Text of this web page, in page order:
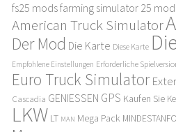
fs25 modsfarming simulator 25
American Truck Simulator
Der Mod Die Karte Diese Karte
Empfohlene Einstellungen Erforderliche
Euro Truck Simulator
Cascadia GENIESSEN GPS Kaufen Sie
LKW LT MAN Mega Pack